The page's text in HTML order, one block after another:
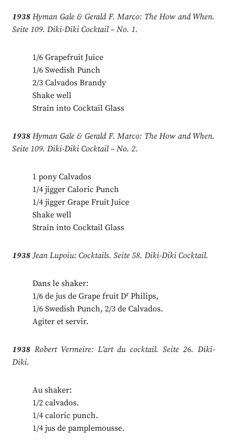
1938Hyman Gale & Gerald F. Marco: The How and When.
Seite 109. Diki-Diki Cocktail – No. 1.
1/6 Grapefruit Juice
1/6 Swedish Punch
2/3 Calvados Brandy
Shake well
Strain into Cocktail Glass
1938Hyman Gale & Gerald F. Marco: The How and When.
Seite 109. Diki-Diki Cocktail – No. 2.
1 pony Calvados
1/4 jigger Caloric Punch
1/4 jigger Grape Fruit Juice
Shake well
Strain into Cocktail Glass
1938Jean Lupoiu: Cocktails. Seite 58. Diki-Diki Cocktail.
Dans le shaker:
1/6 de jus de Grape fruit DrPhilips,
1/6 Swedish Punch, 2/3 de Calvados.
Agiter et servir.
1938Robert Vermeire: L’art du cocktail. Seite 26. Diki-
Diki.
Au shaker:
1/2 calvados.
1/4 caloric punch.
1/4 jus de pamplemousse.